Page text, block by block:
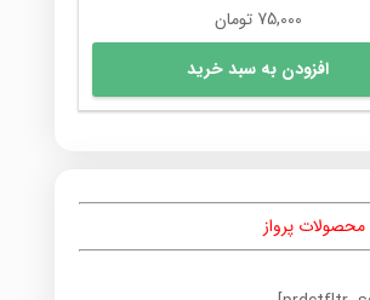
75,000 تومان
افزودن به سبد خرید
پرواز